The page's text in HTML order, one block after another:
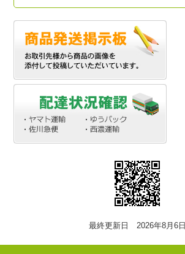
最終更新日 2026年8月6日